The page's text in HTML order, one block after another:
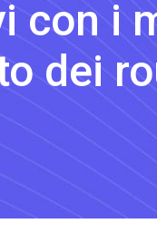
con i
dei